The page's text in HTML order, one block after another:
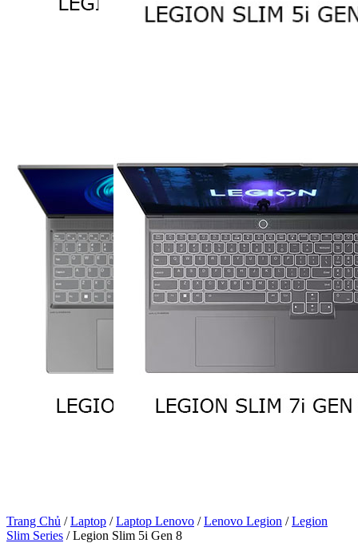
Trang Chủ /Laptop /Laptop Lenovo /Lenovo Legion /Legion
Slim Series /Legion Slim 5i Gen 8